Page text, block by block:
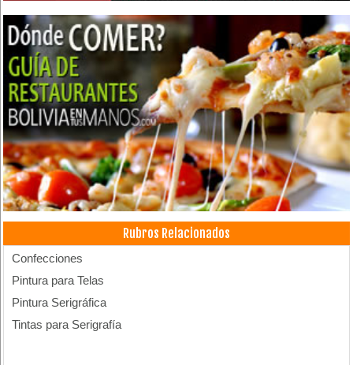
Rubros Relacionados
Confecciones
Pintura para Telas
Pintura Serigráfica
Tintas para Serigrafía